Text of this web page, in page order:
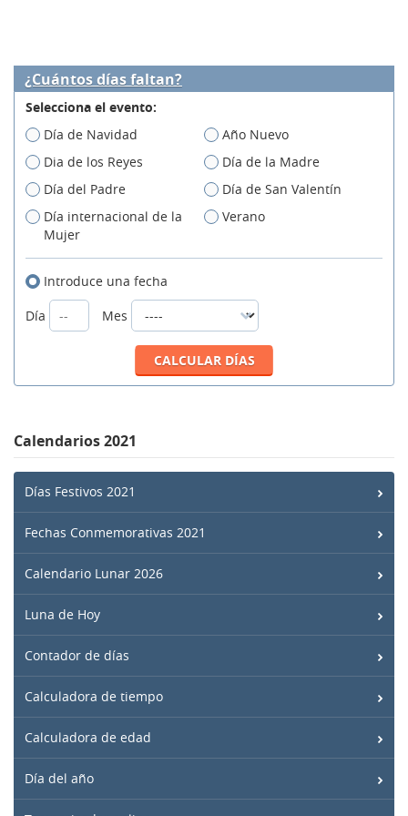
¿Cuántos días faltan?
Selecciona el evento:
Día de Navidad
Año Nuevo
Dia de los Reyes
Día de la Madre
Día del Padre
Día de San Valentín
Día internacional de la
Mujer
Verano
Introduce una fecha
Día
Mes
Calendarios 2021
Días Festivos 2021
Fechas Conmemorativas 2021
Calendario Lunar 2026
Luna de Hoy
Contador de días
Calculadora de tiempo
Calculadora de edad
Día del año